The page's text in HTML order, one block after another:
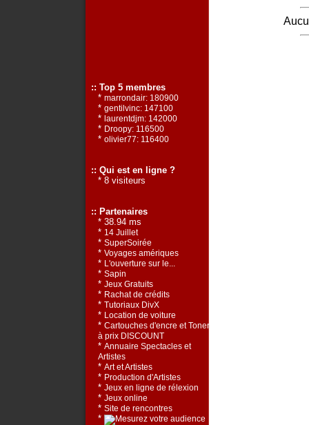
:: Top 5 membres
* marrondair: 180900
* gentilvinc: 147100
* laurentdjm: 142000
* Droopy: 116500
* olivier77: 116400
:: Qui est en ligne ?
* 8 visiteurs
:: Partenaires
* 38.94 ms
* 14 Juillet
* SuperSoirée
* Voyages amériques
* L'ouverture sur le...
* Sapin
* Jeux Gratuits
* Rachat de crédits
* Tutoriaux DivX
* Location de voiture
* Cartouches d'encre et Toners
à prix DISCOUNT
* Annuaire Spectacles et
Artistes
* Art et Artistes
* Production d'Artistes
* Jeux en ligne de rélexion
* Jeux online
* Site de rencontres
*